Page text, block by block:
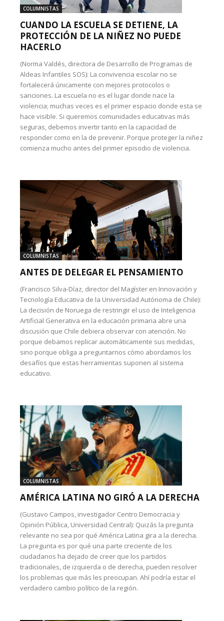
COLUMNISTAS
CUANDO LA ESCUELA SE DETIENE, LA
PROTECCIÓN DE LA NIÑEZ NO PUEDE
HACERLO
(Norma Valdés, directora de Desarrollo de Programas de
Aldeas Infantiles SOS): La convivencia escolar no se
fortalecerá únicamente con mejores protocolos o
sanciones. La escuela no es el lugar donde nace la
violencia; muchas veces es el primer espacio donde esta se
hace visible. Si queremos comunidades educativas más
seguras, debemos invertir tanto en la capacidad de
responder como en la de prevenir. Porque proteger la niñez
comienza mucho antes del primer episodio de violencia.
COLUMNISTAS
ANTES DE DELEGAR EL PENSAMIENTO
(Francisco Silva-Díaz, director del Magíster en Innovación y
Tecnología Educativa de la Universidad Autónoma de Chile):
La decisión de Noruega de restringir el uso de Inteligencia
Artificial Generativa en la educación primaria abre una
discusión que Chile debiera observar con atención. No
porque debamos replicar automáticamente sus medidas,
sino porque obliga a preguntarnos cómo abordamos los
desafíos que estas herramientas suponen al sistema
educativo.
COLUMNISTAS
AMÉRICA LATINA NO GIRÓ A LA DERECHA
(Gustavo Campos, investigador Centro Democracia y
Opinión Pública, Universidad Central): Quizás la pregunta
relevante no sea por qué América Latina gira a la derecha.
La pregunta es por qué una parte creciente de los
ciudadanos ha dejado de creer que los partidos
tradicionales, de izquierda o de derecha, pueden resolver
los problemas que más les preocupan. Ahí podría estar el
verdadero cambio político de la región.